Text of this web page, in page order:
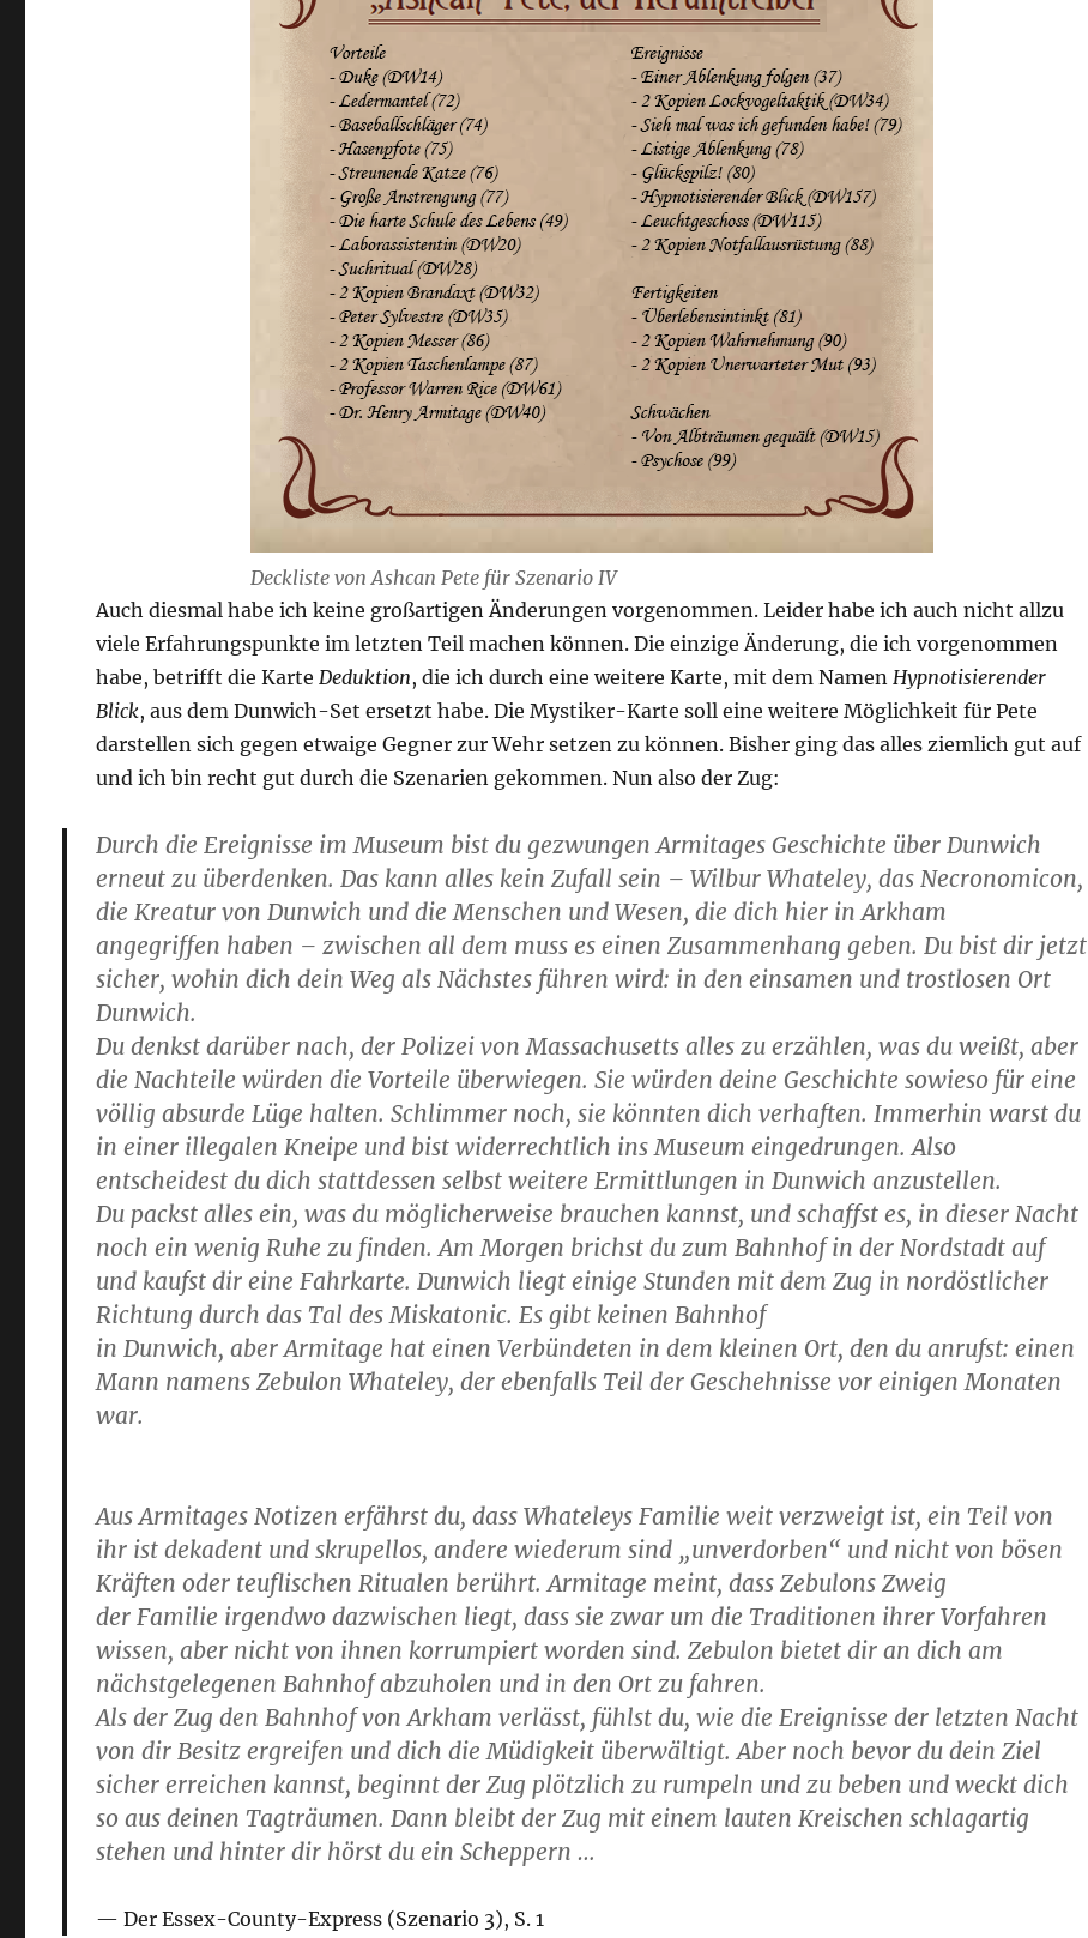
Deckliste von Ashcan Pete für Szenario IV
Auch diesmal habe ich keine großartigen Änderungen vorgenommen. Leider habe ich auch nicht allzu
viele Erfahrungspunkte im letzten Teil machen können. Die einzige Änderung, die ich vorgenommen
habe, betrifft die Karte Deduktion, die ich durch eine weitere Karte, mit dem Namen Hypnotisierender
Blick, aus dem Dunwich-Set ersetzt habe. Die Mystiker-Karte soll eine weitere Möglichkeit für Pete
darstellen sich gegen etwaige Gegner zur Wehr setzen zu können. Bisher ging das alles ziemlich gut auf
und ich bin recht gut durch die Szenarien gekommen. Nun also der Zug:
Durch die Ereignisse im Museum bist du gezwungen Armitages Geschichte über Dunwich
erneut zu überdenken. Das kann alles kein Zufall sein – Wilbur Whateley, das Necronomicon,
die Kreatur von Dunwich und die Menschen und Wesen, die dich hier in Arkham
angegriffen haben – zwischen all dem muss es einen Zusammenhang geben. Du bist dir jetzt
sicher, wohin dich dein Weg als Nächstes führen wird: in den einsamen und trostlosen Ort
Dunwich.
Du denkst darüber nach, der Polizei von Massachusetts alles zu erzählen, was du weißt, aber
die Nachteile würden die Vorteile überwiegen. Sie würden deine Geschichte sowieso für eine
völlig absurde Lüge halten. Schlimmer noch, sie könnten dich verhaften. Immerhin warst du
in einer illegalen Kneipe und bist widerrechtlich ins Museum eingedrungen. Also
entscheidest du dich stattdessen selbst weitere Ermittlungen in Dunwich anzustellen.
Du packst alles ein, was du möglicherweise brauchen kannst, und schaffst es, in dieser Nacht
noch ein wenig Ruhe zu finden. Am Morgen brichst du zum Bahnhof in der Nordstadt auf
und kaufst dir eine Fahrkarte. Dunwich liegt einige Stunden mit dem Zug in nordöstlicher
Richtung durch das Tal des Miskatonic. Es gibt keinen Bahnhof
in Dunwich, aber Armitage hat einen Verbündeten in dem kleinen Ort, den du anrufst: einen
Mann namens Zebulon Whateley, der ebenfalls Teil der Geschehnisse vor einigen Monaten
war.
Aus Armitages Notizen erfährst du, dass Whateleys Familie weit verzweigt ist, ein Teil von
ihr ist dekadent und skrupellos, andere wiederum sind „unverdorben“ und nicht von bösen
Kräften oder teuflischen Ritualen berührt. Armitage meint, dass Zebulons Zweig
der Familie irgendwo dazwischen liegt, dass sie zwar um die Traditionen ihrer Vorfahren
wissen, aber nicht von ihnen korrumpiert worden sind. Zebulon bietet dir an dich am
nächstgelegenen Bahnhof abzuholen und in den Ort zu fahren.
Als der Zug den Bahnhof von Arkham verlässt, fühlst du, wie die Ereignisse der letzten Nacht
von dir Besitz ergreifen und dich die Müdigkeit überwältigt. Aber noch bevor du dein Ziel
sicher erreichen kannst, beginnt der Zug plötzlich zu rumpeln und zu beben und weckt dich
so aus deinen Tagträumen. Dann bleibt der Zug mit einem lauten Kreischen schlagartig
stehen und hinter dir hörst du ein Scheppern …
Der Essex-County-Express (Szenario 3), S. 1